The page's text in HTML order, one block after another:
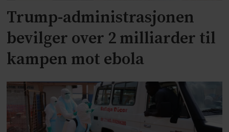
Trump-administrasjonen
bevilger over 2 milliarder til
kampen mot ebola